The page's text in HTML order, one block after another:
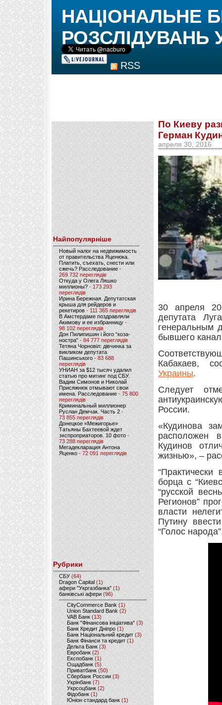
RSS
НАЦІОНАЛЬНЕ
РОЗСЛІДУВАНЬ
Найпопулярніше
Новый налог на недвижимость
от правительства Яценюка.
Платить, съехать, снести или
сжечь? Расследование-
269 732 переглядів
Откуда у Олега Ляшко
миллионы? - 173 293
переглядів
Ирина Бережная. Депутатская
крыша для рейдеров и
рекетиров - 111 365 переглядів
В Амстердаме поздравляли
Акимову и ее избранницу -
98 102 переглядів
Дон Пилипишин і його “коза-
ностра” - 84 777 переглядів
Тетяна Чорновіл: дівчинка за
викликом депутата
Пашинського- 83 688
переглядів
УНИАН за $12 тысяч удалил
статью про митинг под СБУ.
Вадим Симонов и Николай
Присяжнюк отмывают свои
имена. Расследование - 75 800
переглядів
Криминальный миллионер
Руслан Демчак. Часть 2-
73 855 переглядів
Донецкое «Межигорье»
Татьяны Бахтеевой ждет
экспроприаторов. 10 фото -
73 288 переглядів
Мегадекларация Антона
Яценко - 72 091 переглядів
Рубрики
CБУ (64)
Dragon Capital (1)
афери "Укргазбанка" (1)
банківські афери (96)
CityCommerce Bank (1)
Union Standard Bank (2)
VAB Банк (13)
Банк "Фінансова ініціатива" (3)
Банк Кредит Дніпро (1)
Банк Національний кредит (3)
Банк Фінанси та кредит (1)
Дельта Банк (3)
Евробанк(2)
Експобанк (1)
Ощадбанк(5)
Приватбанк (50)
Сбербанк России (3)
Укрінбанк(7)
Укрсоцбанк (2)
Фідобанк (1)
Юніон стандард банк(1)
По Киеву
Герман
апреля 30, 2016
30 апреля
депутата
генеральным
бывшего
Кабакаев,
Украины.
Следует
России.
«Кудинова
расположен
Кудинов
жизнью», –
“Практически
борца с
“русской
Регионов”
власти
Путину
“Голос